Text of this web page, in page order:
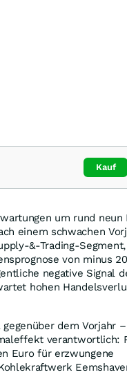
Kauf
um rund neun
einem schwachen
&-Trading-
von minus
negative Signal
hohen
dem Vorjahr
verantwortlich:
Euro für erzwungene